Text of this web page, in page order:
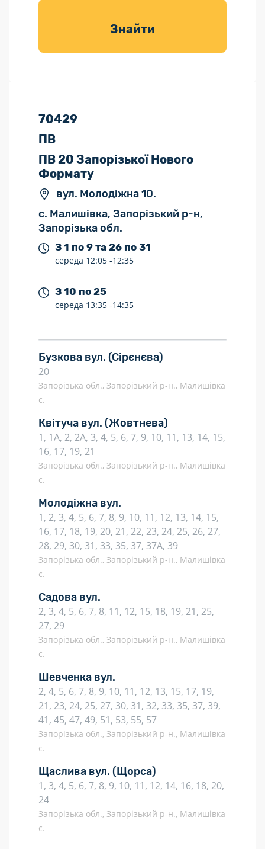
товарів для
Знайти
70429
ПВ
ПВ 20 Запорізької Нового
Формату
вул. Молодіжна 10.
с. Малишівка, Запорізький р-н,
Запорізька обл.
З 1 по 9 та 26 по 31
середа 12:05 -12:35
З 10 по 25
середа 13:35 -14:35
Бузкова вул. (Сірєнєва)
20
Запорізька обл., Запорізький р-н., Малишівка
с.
Квітуча вул. (Жовтнева)
1, 1А, 2, 2А, 3, 4, 5, 6, 7, 9, 10, 11, 13, 14, 15,
16, 17, 19, 21
Запорізька обл., Запорізький р-н., Малишівка
с.
Молодіжна вул.
1, 2, 3, 4, 5, 6, 7, 8, 9, 10, 11, 12, 13, 14, 15,
16, 17, 18, 19, 20, 21, 22, 23, 24, 25, 26, 27,
28, 29, 30, 31, 33, 35, 37, 37А, 39
Запорізька обл., Запорізький р-н., Малишівка
с.
Садова вул.
2, 3, 4, 5, 6, 7, 8, 11, 12, 15, 18, 19, 21, 25,
27, 29
Запорізька обл., Запорізький р-н., Малишівка
с.
Шевченка вул.
2, 4, 5, 6, 7, 8, 9, 10, 11, 12, 13, 15, 17, 19,
21, 23, 24, 25, 27, 30, 31, 32, 33, 35, 37, 39,
41, 45, 47, 49, 51, 53, 55, 57
Запорізька обл., Запорізький р-н., Малишівка
с.
Щаслива вул. (Щорса)
1, 3, 4, 5, 6, 7, 8, 9, 10, 11, 12, 14, 16, 18, 20,
24
Запорізька обл., Запорізький р-н., Малишівка
с.